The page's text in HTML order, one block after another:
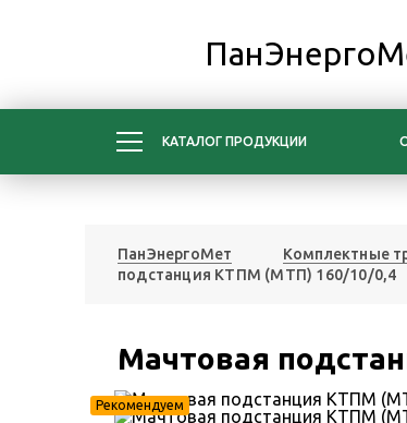
КАТАЛОГ ПРОДУКЦИИ
ПанЭнергоМет Комплектные
подстанция КТПМ (МТП) 160/10/0,4
Мачтовая
Рекомендуем